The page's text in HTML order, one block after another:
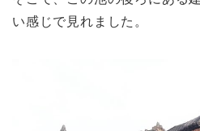
い感じで見れました。